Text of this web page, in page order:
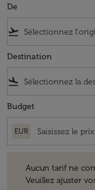
De
flight_takeoff
Destination
flight_land
Budget
EUR
Aucun tarif ne
Veuillez ajuster